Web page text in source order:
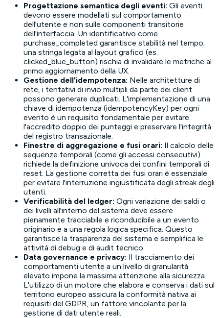
Progettazione semantica degli eventi: Gli eventi
devono essere modellati sul comportamento
dell'utente e non sulle componenti transitorie
dell'interfaccia. Un identificativo come
purchase_completed garantisce stabilità nel tempo;
una stringa legata al layout grafico (es.
clicked_blue_button) rischia di invalidare le metriche al
primo aggiornamento della UX.
Gestione dell'idempotenza: Nelle architetture di
rete, i tentativi di invio multipli da parte dei client
possono generare duplicati. L'implementazione di una
chiave di idempotenza (idempotencyKey) per ogni
evento è un requisito fondamentale per evitare
l'accredito doppio dei punteggi e preservare l'integrità
del registro transazionale.
Finestre di aggregazione e fusi orari: Il calcolo delle
sequenze temporali (come gli accessi consecutivi)
richiede la definizione univoca dei confini temporali di
reset. La gestione corretta dei fusi orari è essenziale
per evitare l'interruzione ingiustificata degli streak degli
utenti.
Verificabilità del ledger: Ogni variazione dei saldi o
dei livelli all'interno del sistema deve essere
pienamente tracciabile e riconducibile a un evento
originario e a una regola logica specifica. Questo
garantisce la trasparenza del sistema e semplifica le
attività di debug e di audit tecnico.
Data governance e privacy: Il tracciamento dei
comportamenti utente a un livello di granularità
elevato impone la massima attenzione alla sicurezza.
L'utilizzo di un motore che elabora e conserva i dati sul
territorio europeo assicura la conformità nativa ai
requisiti del GDPR, un fattore vincolante per la
gestione di dati utente reali.